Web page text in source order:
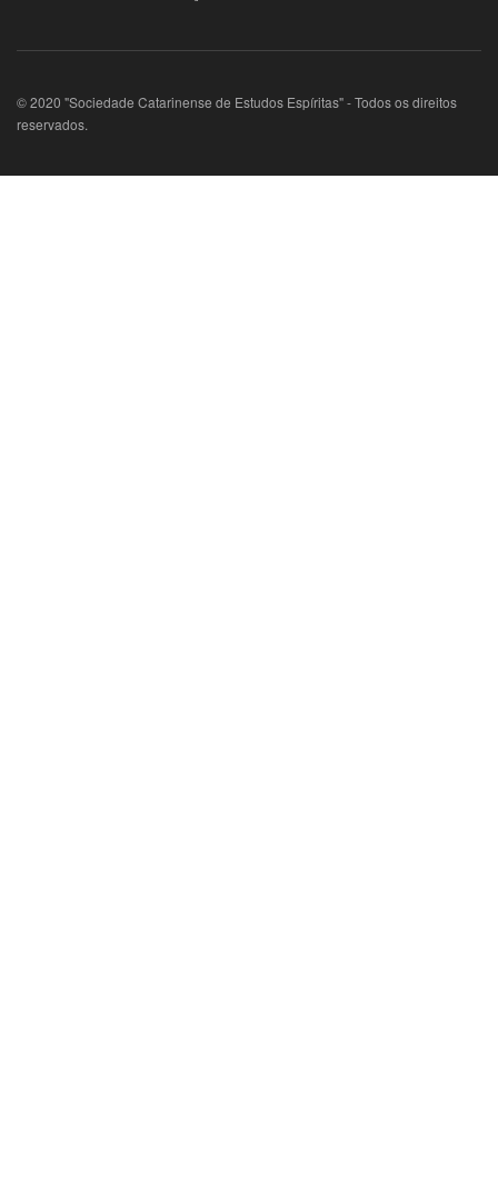
© 2020 "Sociedade Catarinense de Estudos Espíritas" - Todos os direitos
reservados.